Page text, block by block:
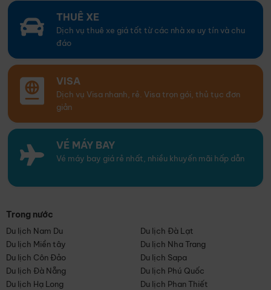
THUÊ XE
Dịch vụ thuê xe giá tốt từ các nhà xe uy tín và chu
đáo
VISA
Dịch vụ Visa nhanh, rẻ. Visa trọn gói, thủ tục đơn
giản
VÉ MÁY BAY
Vé máy bay giá rẻ nhất, nhiều khuyến mãi hấp dẫn
Trong nước
Du lịch Nam Du
Du lịch Đà Lạt
Du lịch Miền tây
Du lịch Nha Trang
Du lịch Côn Đảo
Du lịch Sapa
Du lịch Đà Nẵng
Du lịch Phú Quốc
Du lịch Hạ Long
Du lịch Phan Thiết